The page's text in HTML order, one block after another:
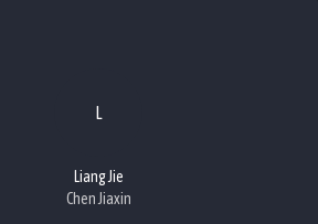
L
Liang Jie
Chen Jiaxin